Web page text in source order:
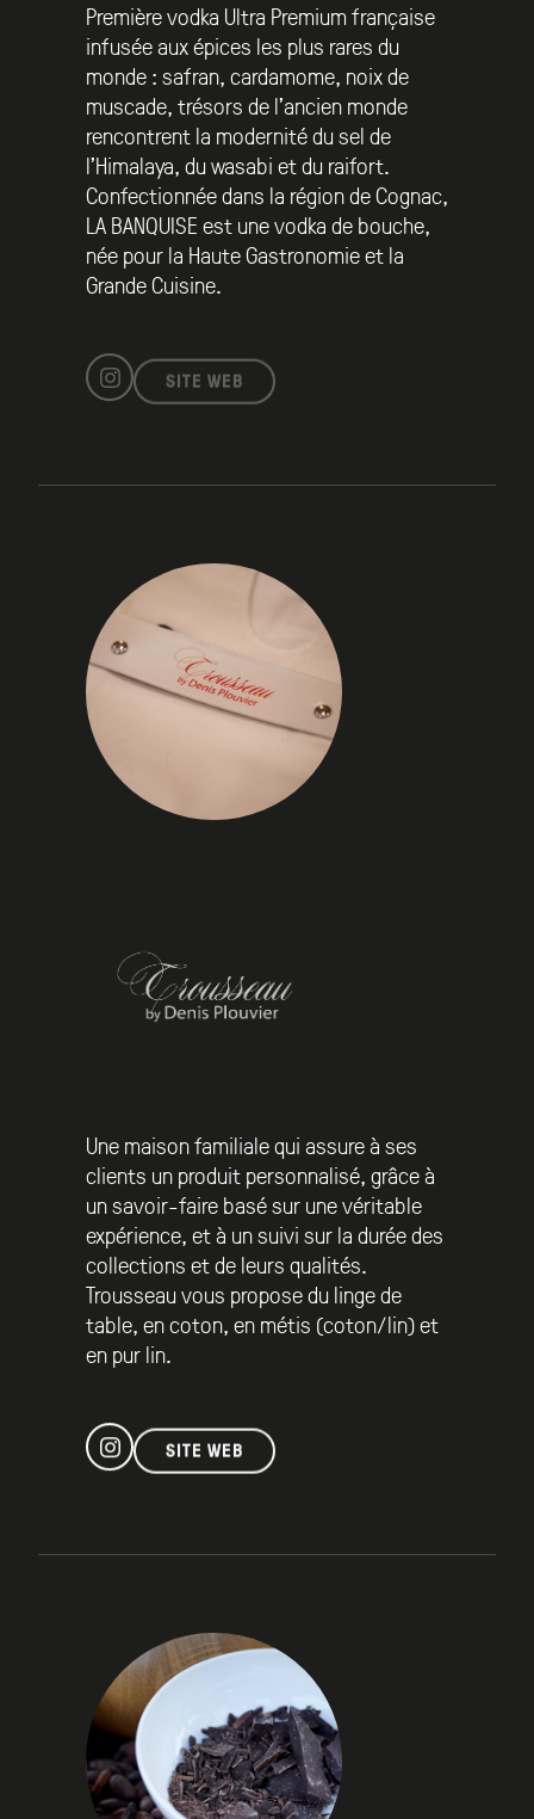
Première vodka Ultra Premium française
infusée aux épices les plus rares du
monde : safran, cardamome, noix de
muscade, trésors de l’ancien monde
rencontrent la modernité du sel de
l’Himalaya, du wasabi et du raifort.
Confectionnée dans la région de Cognac,
LA BANQUISE est une vodka de bouche,
née pour la Haute Gastronomie et la
Grande Cuisine.
SITE WEB
Une maison familiale qui assure à ses
clients un produit personnalisé, grâce à
un savoir-faire basé sur une véritable
expérience, et à un suivi sur la durée des
collections et de leurs qualités.
Trousseau vous propose du linge de
table, en coton, en métis (coton/lin) et
en pur lin.
SITE WEB